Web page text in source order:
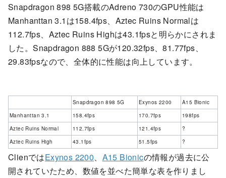
Snapdragon 898 5G搭載のAdreno 730のGPU性能は
Manhanttan 3.1は158.4fps、Aztec Ruins Normalは
112.7fps、Aztec Ruins Highは43.1fpsと明らかにされま
した。Snapdragon 888 5Gが120.32fps、81.77fps、
29.83fpsなので、全体的に性能は向上しています。
Snapdragon 898 5G Exynos 2200
A15 Bionic
Manhanttan 3.1
158.4fps 170.7fps
198fps
Aztec Ruins Normal
112.7fps 121.4fps
?
Aztec Ruins High
43.1fps 51.5fps ?
ClienではExynos 2200、 A15 Bionicの情報が過去に公
開されていたため、数値を並べた簡単な表を作りまし